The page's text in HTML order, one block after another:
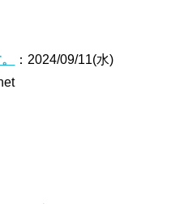
：2024/09/11(水)